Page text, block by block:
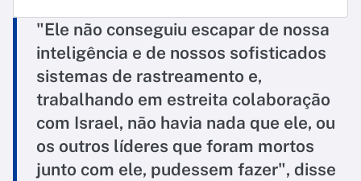
"Ele não conseguiu escapar de nossa
inteligência e de nossos sofisticados
sistemas de rastreamento e,
trabalhando em estreita colaboração
com Israel, não havia nada que ele, ou
os outros líderes que foram mortos
junto com ele, pudessem fazer", disse